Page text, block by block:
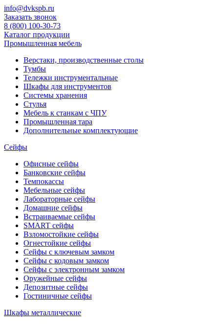
info@dvkspb.ru
Заказать звонок
8 (800) 100-30-73
Каталог продукции
Промышленная мебель
Верстаки, производственные столы
Тумбы
Тележки инструментальные
Шкафы для инструментов
Системы хранения
Стулья
Мебель к станкам с ЧПУ
Промышленная тара
Дополнительные комплектующие
Сейфы
Офисные сейфы
Банковские сейфы
Темпокассы
Мебельные сейфы
Лабораторные сейфы
Домашние сейфы
Встраиваемые сейфы
SMART сейфы
Взломостойкие сейфы
Огнестойкие сейфы
Сейфы с ключевым замком
Сейфы с кодовым замком
Сейфы с электронным замком
Оружейные сейфы
Депозитные сейфы
Гостиничные сейфы
Шкафы металлические